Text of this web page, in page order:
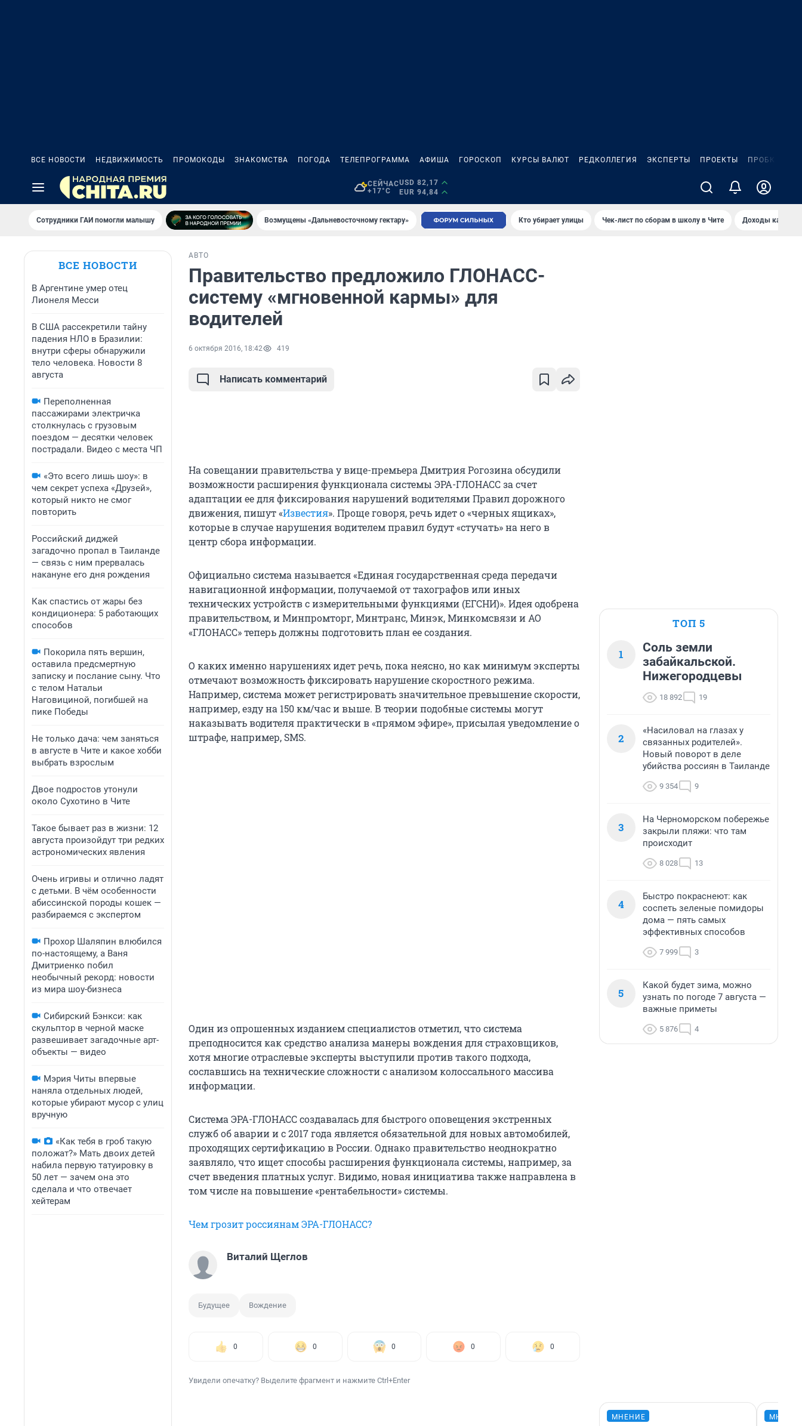
ВСЕ НОВОСТИ НЕДВИЖИМОСТЬ ПРОМОКОДЫ ЗНАКОМСТВА ПОГОДА ТЕЛЕПРОГРАММА АФИША ГОРОСКОП КУРСЫ ВАЛЮТ РЕДКОЛЛЕГИЯ ЭКСПЕРТЫ ПРОЕКТЫ ПРОБКИ
СЕЙЧАС
+17°C
USD 82,17
EUR 94,84
Сотрудники ГАИ помогли малышу Возмущены «Дальневосточному гектару» Кто убирает улицы Чек-лист по сборам в школу в Чите Доходы
ВСЕ НОВОСТИ
В Аргентине умер отец
Лионеля Месси
В США рассекретили тайну
падения НЛО в Бразилии:
внутри сферы обнаружили
тело человека. Новости 8
августа
Переполненная
пассажирами электричка
столкнулась с грузовым
поездом — десятки человек
пострадали. Видео с места ЧП
«Это всего лишь шоу»: в
чем секрет успеха «Друзей»,
который никто не смог
повторить
Российский диджей
загадочно пропал в Таиланде
— связь с ним прервалась
накануне его дня рождения
Как спастись от жары без
кондиционера: 5 работающих
способов
Покорила пять вершин,
оставила предсмертную
записку и послание сыну. Что
с телом Натальи
Наговициной, погибшей на
пике Победы
Не только дача: чем заняться
в августе в Чите и какое хобби
выбрать взрослым
Двое подростов утонули
около Сухотино в Чите
Такое бывает раз в жизни: 12
августа произойдут три редких
астрономических явления
Очень игривы и отлично ладят
с детьми. В чём особенности
абиссинской породы кошек —
разбираемся с экспертом
Прохор Шаляпин влюбился
по-настоящему, а Ваня
Дмитриенко побил
необычный рекорд: новости
из мира шоу-бизнеса
Сибирский Бэнкси: как
скульптор в черной маске
развешивает загадочные арт-
объекты — видео
Мэрия Читы впервые
наняла отдельных людей,
которые убирают мусор с улиц
вручную
«Как тебя в гроб такую
положат?» Мать двоих детей
набила первую татуировку в
50 лет — зачем она это
сделала и что отвечает
хейтерам
АВТО
Правительство предложило ГЛОНАСС-
систему «мгновенной кармы» для
водителей
6 октября 2016, 18:42 419
Написать комментарий
На совещании правительства у вице-премьера Дмитрия Рогозина обсудили
возможности расширения функционала системы ЭРА-ГЛОНАСС за счет
адаптации ее для фиксирования нарушений водителями Правил дорожного
движения, пишут «Известия». Проще говоря, речь идет о «черных ящиках»,
которые в случае нарушения водителем правил будут «стучать» на него в
центр сбора информации.
Официально система называется «Единая государственная среда передачи
навигационной информации, получаемой от тахографов или иных
технических устройств с измерительными функциями (ЕГСНИ)». Идея одобрена
правительством, и Минпромторг, Минтранс, Минэк, Минкомсвязи и АО
«ГЛОНАСС» теперь должны подготовить план ее создания.
О каких именно нарушениях идет речь, пока неясно, но как минимум эксперты
отмечают возможность фиксировать нарушение скоростного режима.
Например, система может регистрировать значительное превышение скорости,
например, езду на 150 км/час и выше. В теории подобные системы могут
наказывать водителя практически в «прямом эфире», присылая уведомление о
штрафе, например, SMS.
Один из опрошенных изданием специалистов отметил, что система
преподносится как средство анализа манеры вождения для страховщиков,
хотя многие отраслевые эксперты выступили против такого подхода,
сославшись на технические сложности с анализом колоссального массива
информации.
Система ЭРА-ГЛОНАСС создавалась для быстрого оповещения экстренных
служб об аварии и с 2017 года является обязательной для новых автомобилей,
проходящих сертификацию в России. Однако правительство неоднократно
заявляло, что ищет способы расширения функционала системы, например, за
счет введения платных услуг. Видимо, новая инициатива также направлена в
том числе на повышение «рентабельности» системы.
Чем грозит россиянам ЭРА-ГЛОНАСС?
Виталий Щеглов
Будущее Вождение
0 0 0 0 0
Увидели опечатку? Выделите фрагмент и нажмите Ctrl+Enter
ТОП 5
1
Соль земли
забайкальской.
Нижегородцевы
18 892 19
2
«Насиловал на глазах у
связанных родителей».
Новый поворот в деле
убийства россиян в Таиланде
9 354 9
3
На Черноморском побережье
закрыли пляжи: что там
происходит
8 028 13
4
Быстро покраснеют: как
соспеть зеленые помидоры
дома — пять самых
эффективных способов
7 999 3
5
Какой будет зима, можно
узнать по погоде 7 августа —
важные приметы
5 876 4
МНЕНИЕ